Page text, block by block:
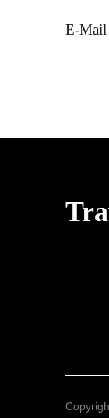
E-Mail